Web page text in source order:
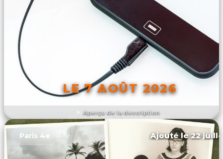
Aperçu de la description
LE 7 AOÛT 2026
DÉCOUVRIR L'ÉVÉNEMENT
Paris 4e Ajouté le 22